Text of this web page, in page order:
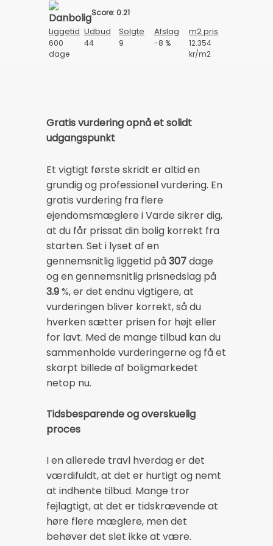
Score: 0.21
Liggetid Udbud Solgte Afslag m2 pris
600
dage
44 9 -8 %
12.354
kr/m2
Gratis vurdering opnå et solidt
udgangspunkt
Et vigtigt første skridt er altid en
grundig og professionel vurdering. En
gratis vurdering fra flere
ejendomsmæglere i Varde sikrer dig,
at du får prissat din bolig korrekt fra
starten. Set i lyset af en
gennemsnitlig liggetid på307dage
og en gennemsnitlig prisnedslag på
3.9%, er det endnu vigtigere, at
vurderingen bliver korrekt, så du
hverken sætter prisen for højt eller
for lavt. Med de mange tilbud kan du
sammenholde vurderingerne og få et
skarpt billede af boligmarkedet
netop nu.
Tidsbesparende og overskuelig
proces
I en allerede travl hverdag er det
værdifuldt, at det er hurtigt og nemt
at indhente tilbud. Mange tror
fejlagtigt, at det er tidskrævende at
høre flere mæglere, men det
behøver det slet ikke at være.